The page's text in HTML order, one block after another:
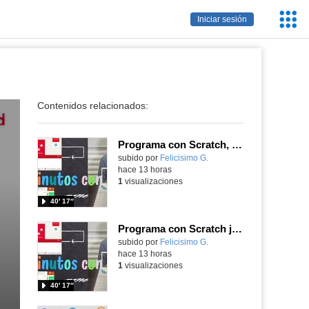
Iniciar sesión
Contenidos relacionados:
Programa con Scratch, 8 diferentes juegos para vivir la emoción de los partidos de España en el mundial 2026
Contenido educativo.
subido por Felicisimo G.
40′ 17″
hace 13 horas
1 visualizaciones
Programa con Scratch juegos con los partidos del mundial 2026 ganados por España
Contenido educativo.
subido por Felicisimo G.
40′ 17″
hace 13 horas
1 visualizaciones